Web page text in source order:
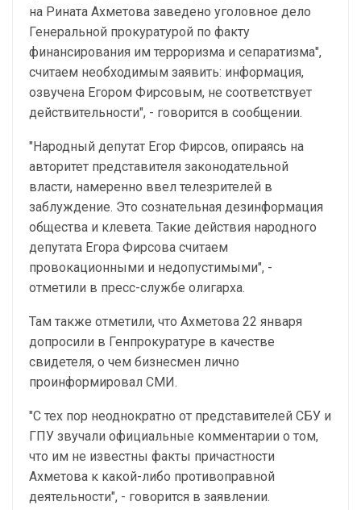
на Рината Ахметова заведено уголовное дело
Генеральной прокуратурой по факту
финансирования им терроризма и сепаратизма",
считаем необходимым заявить: информация,
озвучена Егором Фирсовым, не соответствует
действительности", - говорится в сообщении.
"Народный депутат Егор Фирсов, опираясь на
авторитет представителя законодательной
власти, намеренно ввел телезрителей в
заблуждение. Это сознательная дезинформация
общества и клевета. Такие действия народного
депутата Егора Фирсова считаем
провокационными и недопустимыми", -
отметили в пресс-службе олигарха.
Там также отметили, что Ахметова 22 января
допросили в Генпрокуратуре в качестве
свидетеля, о чем бизнесмен лично
проинформировал СМИ.
"С тех пор неоднократно от представителей СБУ и
ГПУ звучали официальные комментарии о том,
что им не известны факты причастности
Ахметова к какой-либо противоправной
деятельности", - говорится в заявлении.